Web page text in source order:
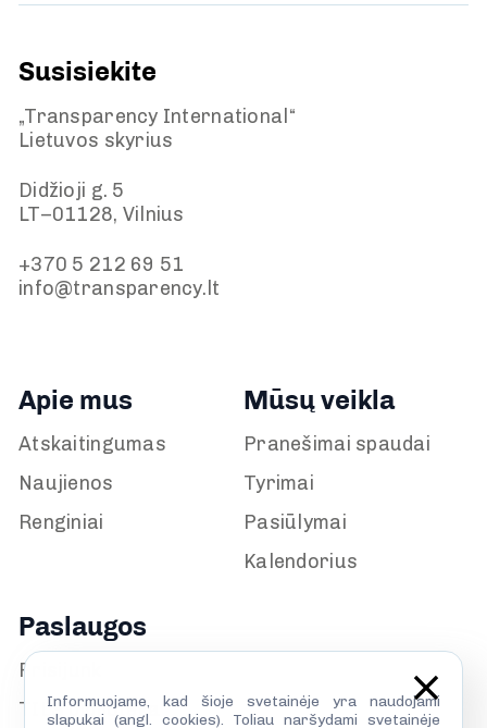
Susisiekite
„Transparency International“
Lietuvos skyrius
Didžioji g. 5
LT–01128, Vilnius
+370 5 212 69 51
info@transparency.lt
Apie mus
Atskaitingumas
Naujienos
Renginiai
Mūsų veikla
Pranešimai spaudai
Tyrimai
Pasiūlymai
Kalendorius
Paslaugos
Prisijunk
TILS biblioteka
Informuojame, kad šioje svetainėje yra naudojami
slapukai (angl. cookies). Toliau naršydami svetainėje